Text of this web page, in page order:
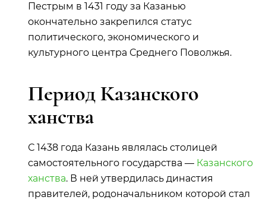
Пестрым в 1431 году за Казанью
окончательно закрепился статус
политического, экономического и
культурного центра Среднего Поволжья.
Период Казанского
ханства
С 1438 года Казань являлась столицей
самостоятельного государства — Казанского
ханства. В ней утвердилась династия
правителей, родоначальником которой стал